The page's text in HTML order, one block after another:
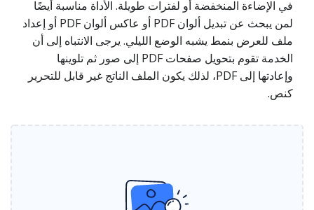
في الإضاءة المنخفضة أو لفترات طويلة. الأداة مناسبة أيضًا
لمن يبحث عن تبديل ألوان PDF أو عاكس ألوان PDF أو إعداد
ملف للعرض بنمط يشبه الوضع الليلي. يرجى الانتباه إلى أن
الخدمة تقوم بتحويل صفحات PDF إلى صور ثم تلوينها
وإعادتها إلى PDF، لذلك يكون الملف الناتج غير قابل للتحرير
كنص.